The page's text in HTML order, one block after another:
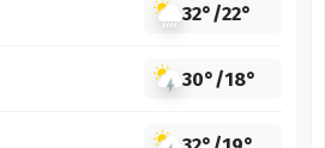
32°/22°
30°/18°